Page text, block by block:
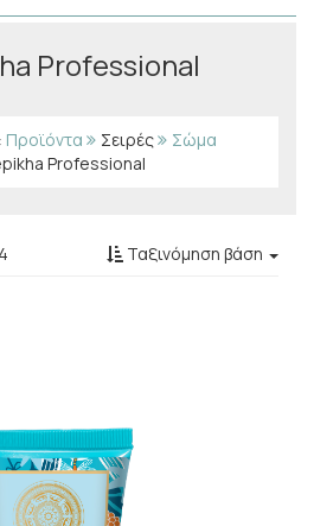
Professional
Προϊόντα Σειρές
Σώμα
Professional
4 Ταξινόμηση βάση